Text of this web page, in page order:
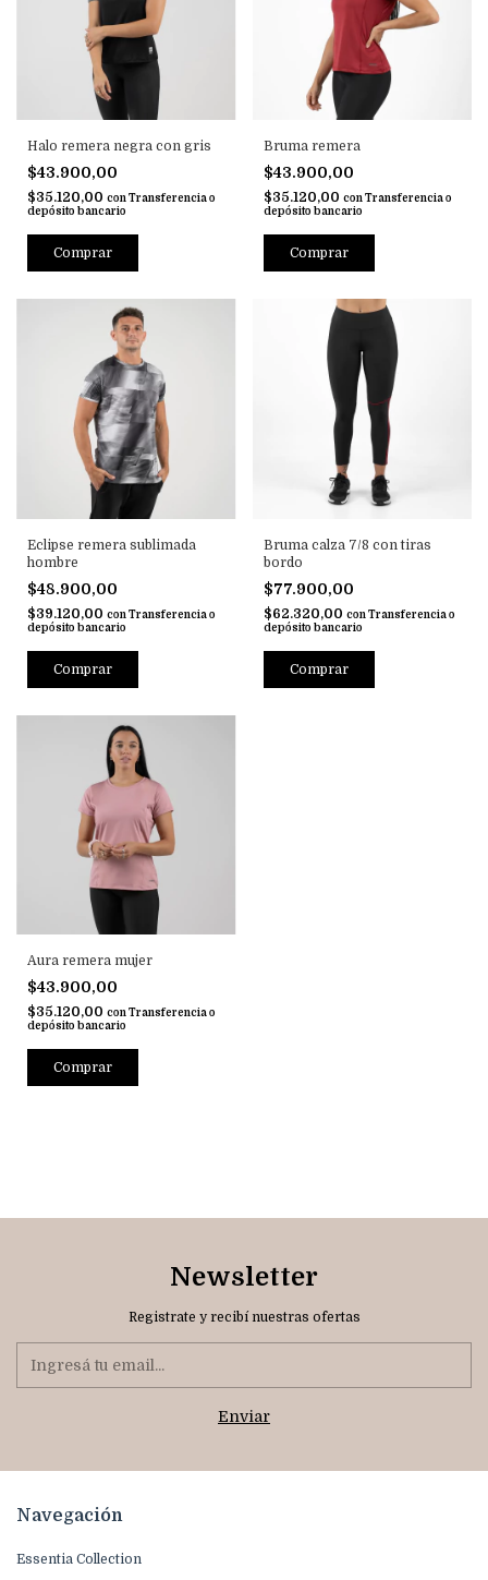
Halo remera negra con gris
$43.900,00
$35.120,00 conTransferencia o
depósito bancario
Comprar
Bruma remera
$43.900,00
$35.120,00 con Transferencia o
depósito bancario
Comprar
Eclipse remera sublimada
hombre
$48.900,00
$39.120,00 con Transferencia o
depósito bancario
Comprar
Bruma calza 7/8 con tiras
bordo
$77.900,00
$62.320,00 con Transferencia o
depósito bancario
Comprar
Aura remera mujer
$43.900,00
$35.120,00 conTransferencia o
depósito bancario
Comprar
Newsletter
Registrate y recibí nuestras ofertas
Navegación
Essentia Collection